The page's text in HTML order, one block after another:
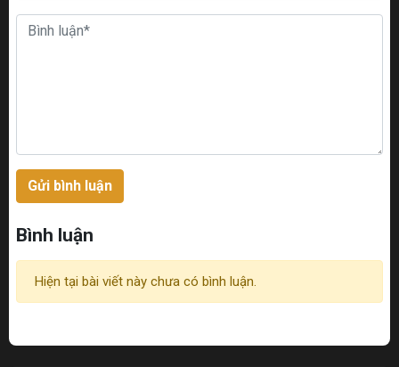
Gửi bình luận
Bình luận
Hiện tại bài viết này chưa có bình luận.